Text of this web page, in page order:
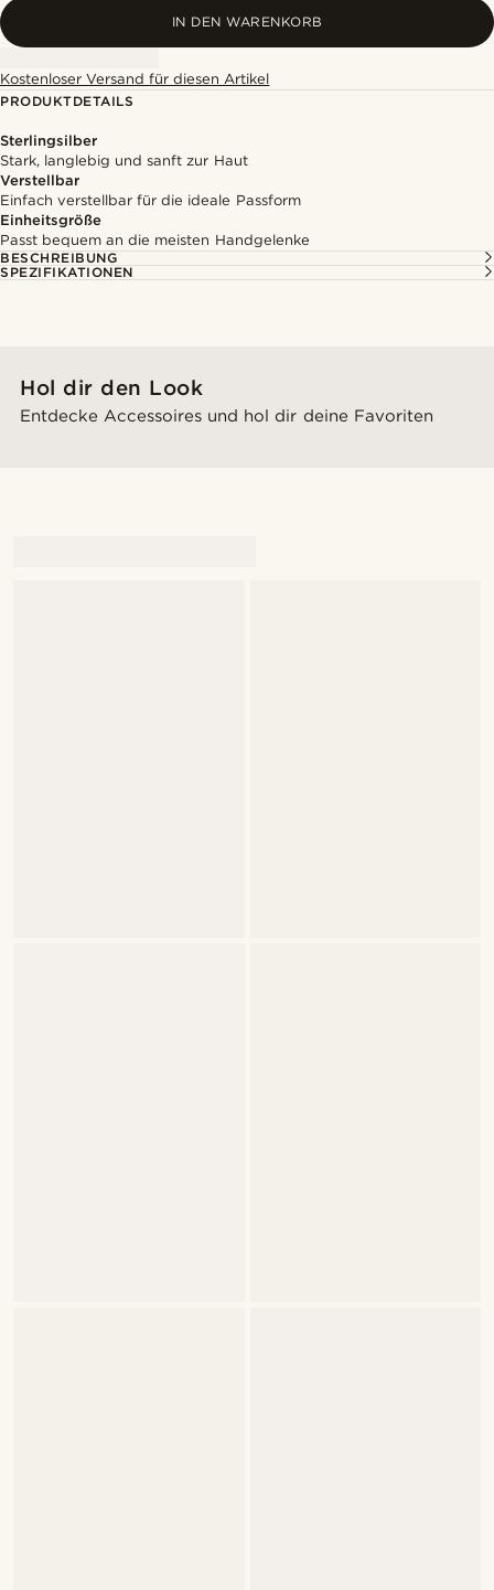
IN DEN WARENKORB
Kostenloser Versand für diesen Artikel
PRODUKTDETAILS
Sterlingsilber
Stark, langlebig und sanft zur Haut
Verstellbar
Einfach verstellbar für die ideale Passform
Einheitsgröße
Passt bequem an die meisten Handgelenke
BESCHREIBUNG
SPEZIFIKATIONEN
Hol dir den Look
Entdecke Accessoires und hol dir deine Favoriten